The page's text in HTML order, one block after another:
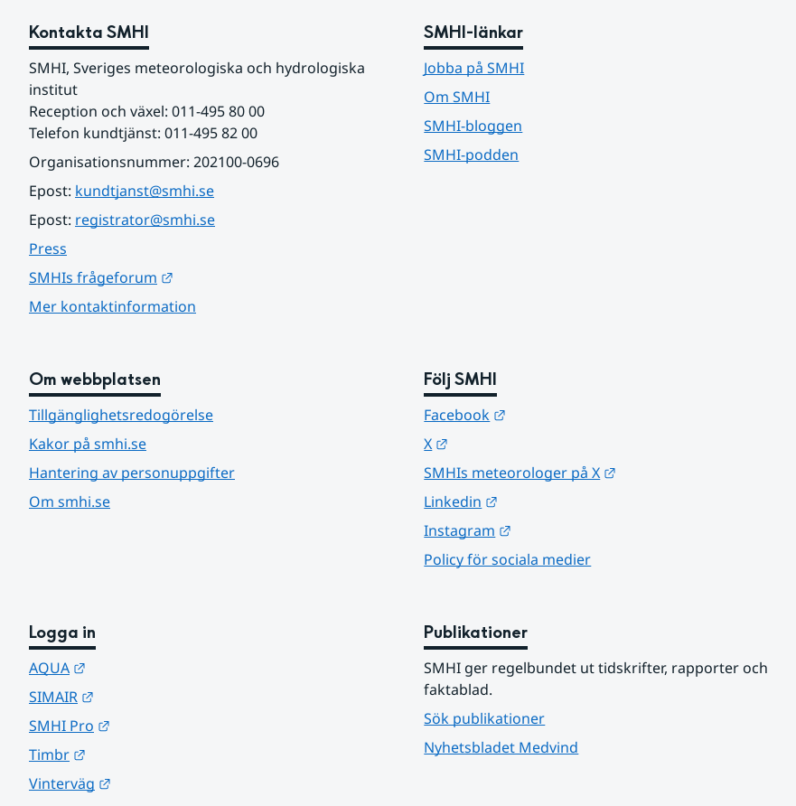
Kontakta SMHI
SMHI, Sveriges meteorologiska och hydrologiska
institut
Reception och växel: 011-495 80 00
Telefon kundtjänst: 011-495 82 00
Organisationsnummer: 202100-0696
Epost: kundtjanst@smhi.se
Epost: registrator@smhi.se
Press
SMHIs frågeforum
Mer kontaktinformation
SMHI-länkar
Jobba på SMHI
Om SMHI
SMHI-bloggen
SMHI-podden
Om webbplatsen
Tillgänglighetsredogörelse
Kakor på smhi.se
Hantering av personuppgifter
Om smhi.se
Följ SMHI
Facebook
X
SMHIs meteorologer på X
Linkedin
Instagram
Policy för sociala medier
Logga in
AQUA
SIMAIR
SMHI Pro
Timbr
Vinterväg
Publikationer
SMHI ger regelbundet ut tidskrifter, rapporter och
faktablad.
Sök publikationer
Nyhetsbladet Medvind